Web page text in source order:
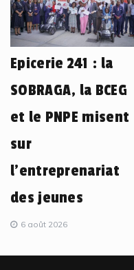
Epicerie 241 : la
SOBRAGA, la BCEG
et le PNPE misent
sur
l’entreprenariat
des jeunes
6 août 2026